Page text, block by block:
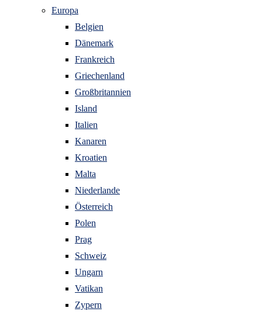
Europa
Belgien
Dänemark
Frankreich
Griechenland
Großbritannien
Island
Italien
Kanaren
Kroatien
Malta
Niederlande
Österreich
Polen
Prag
Schweiz
Ungarn
Vatikan
Zypern